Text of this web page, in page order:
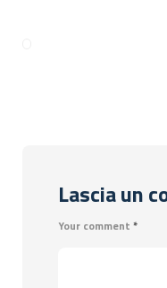
Lascia un
Your comment *